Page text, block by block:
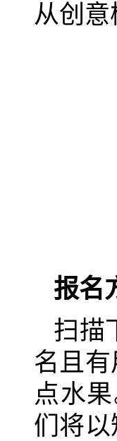
从创
报名
扫描
名且
点水
们将